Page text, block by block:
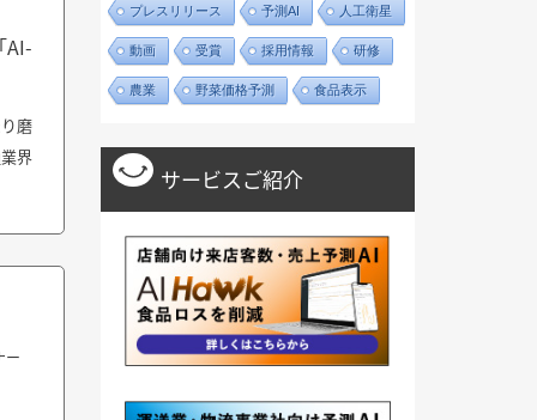
AI-
磨
界
ー
プレスリリース 予測AI 人工衛星
動画 受賞 採用情報 研修
農業 野菜価格予測 食品表示
サービスご紹介